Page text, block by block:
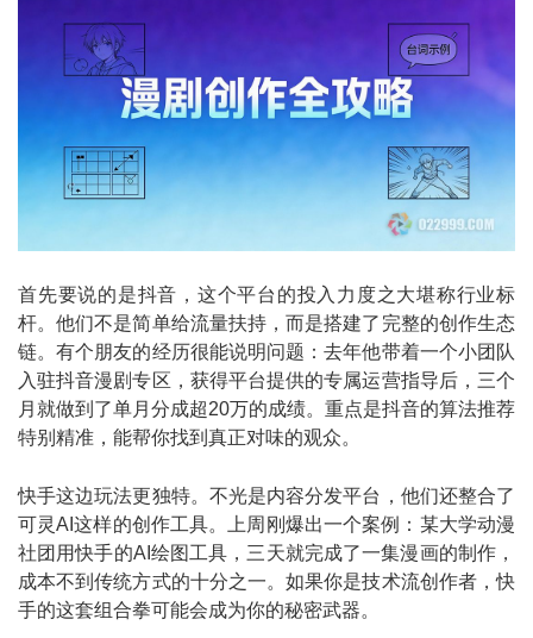
首先要说的是抖音，这个平台的投入力度之大堪称行业标
杆。他们不是简单给流量扶持，而是搭建了完整的创作生态
链。有个朋友的经历很能说明问题：去年他带着一个小团队
入驻抖音漫剧专区，获得平台提供的专属运营指导后，三个
月就做到了单月分成超20万的成绩。重点是抖音的算法推荐
特别精准，能帮你找到真正对味的观众。
快手这边玩法更独特。不光是内容分发平台，他们还整合了
可灵AI这样的创作工具。上周刚爆出一个案例：某大学动漫
社团用快手的AI绘图工具，三天就完成了一集漫画的制作，
成本不到传统方式的十分之一。如果你是技术流创作者，快
手的这套组合拳可能会成为你的秘密武器。